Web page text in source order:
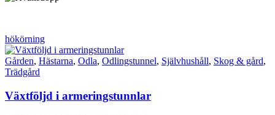
hökörning
Gården, Hästarna, Odla, Odlingstunnel, Självhushåll, Skog & gård,
Trädgård
Växtföljd i armeringstunnlar